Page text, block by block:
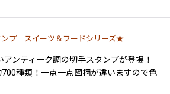
ンプ スイーツ＆フードシリーズ★
アンティーク調の切手スタンプが登場！
種類！一点一点図柄が違いますので色